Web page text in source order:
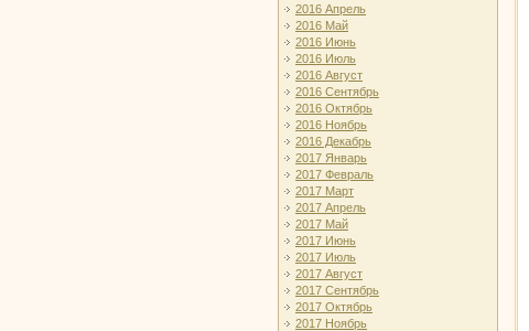
2016 Апрель
2016 Май
2016 Июнь
2016 Июль
2016 Август
2016 Сентябрь
2016 Октябрь
2016 Ноябрь
2016 Декабрь
2017 Январь
2017 Февраль
2017 Март
2017 Апрель
2017 Май
2017 Июнь
2017 Июль
2017 Август
2017 Сентябрь
2017 Октябрь
2017 Ноябрь